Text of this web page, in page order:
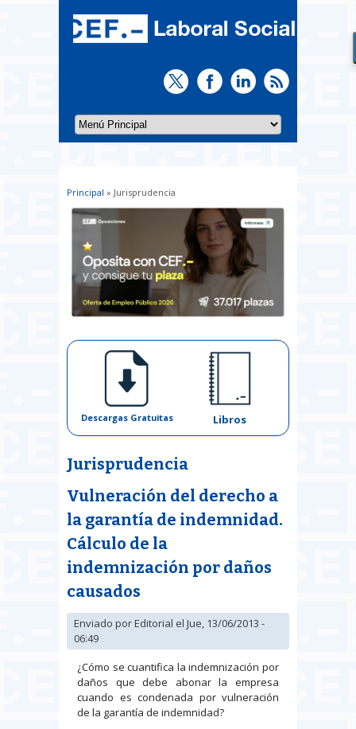
Usted está aquí
Principal » Jurisprudencia
Descargas Gratuitas Libros
Jurisprudencia
Vulneración del derecho a
la garantía de indemnidad.
Cálculo de la
indemnización por daños
causados
Enviado porEditorial el Jue, 13/06/2013 -
06:49
¿Cómo se cuantifica la indemnización por
daños que debe abonar la empresa
cuando es condenada por vulneración
de la garantía de indemnidad?